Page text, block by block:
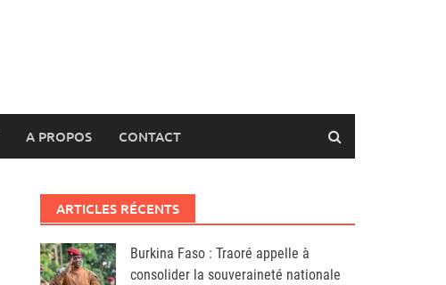
A PROPOS CONTACT
ARTICLES RÉCENTS
Burkina Faso : Traoré appelle à
consolider la souveraineté nationale